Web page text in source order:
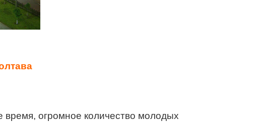
время, огромное количество молодых